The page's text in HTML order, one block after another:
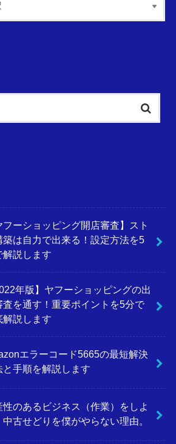
フーショッピング開店審査】スト
築は自力で出来る！設定方法を5
解説します
年版】ヤフーショッピングの出
査を通す！重要ポイントを5分で
解説します
エラーコード5665の最短解決
と手順を解説します
性のあるビジネス（作業）をしよ
中古せどりを僕がやらない理由。